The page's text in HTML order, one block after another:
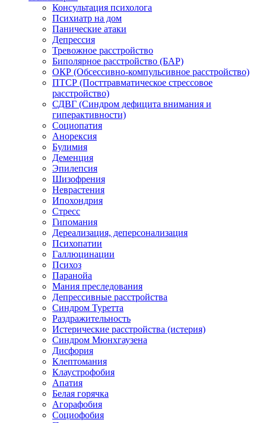
Консультация психолога
Психиатр на дом
Панические атаки
Депрессия
Тревожное расстройство
Биполярное расстройство (БАР)
ОКР (Обсессивно-компульсивное расстройство)
ПТСР (Посттравматическое стрессовое
расстройство)
СДВГ (Синдром дефицита внимания и
гиперактивности)
Социопатия
Анорексия
Булимия
Деменция
Эпилепсия
Шизофрения
Неврастения
Ипохондрия
Стресс
Гипомания
Дереализация, деперсонализация
Психопатии
Галлюцинации
Психоз
Паранойа
Мания преследования
Депрессивные расстройства
Синдром Туретта
Раздражительность
Истерические расстройства (истерия)
Синдром Мюнхгаузена
Дисфория
Клептомания
Клаустрофобия
Апатия
Белая горячка
Агорафобия
Социофобия